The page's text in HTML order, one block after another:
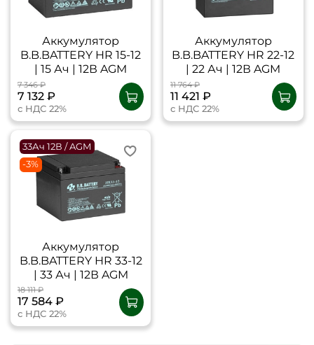
Аккумулятор
B.B.BATTERY HR 15-12
| 15 Ач | 12В AGM
7 346 ₽
7 132 ₽
с НДС 22%
Аккумулятор
B.B.BATTERY HR 22-12
| 22 Ач | 12В AGM
11 764 ₽
11 421 ₽
с НДС 22%
33Ач 12В / AGM
-3%
Аккумулятор
B.B.BATTERY HR 33-12
| 33 Ач | 12В AGM
18 111 ₽
17 584 ₽
с НДС 22%